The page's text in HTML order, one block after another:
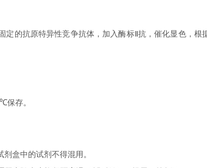
定的抗原特异性竞争抗体，加入酶标Ⅱ抗，催化显色，根
保存。
盒中的试剂不得混用。